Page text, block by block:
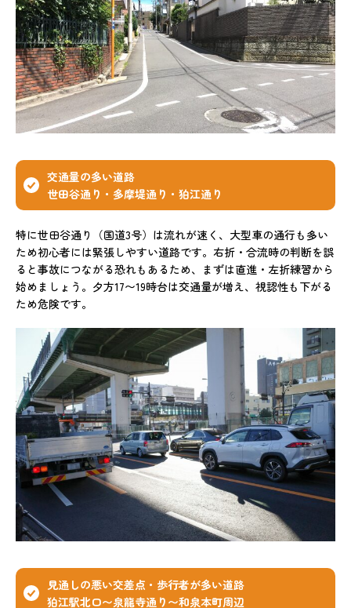
交通量の多い道路
世田谷通り・多摩堤通り・狛江通り
特に世田谷通り（国道3号）は流れが速く、大型車の通行も多い
ため初心者には緊張しやすい道路です。右折・合流時の判断を誤
ると事故につながる恐れもあるため、まずは直進・左折練習から
始めましょう。夕方17〜19時台は交通量が増え、視認性も下がる
ため危険です。
見通しの悪い交差点・歩行者が多い道路
狛江駅北口〜泉龍寺通り〜和泉本町周辺